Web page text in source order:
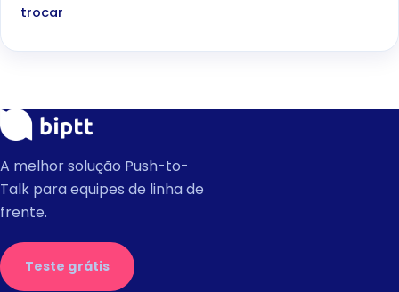
trocar
A melhor solução Push-to-
Talk para equipes de linha de
frente.
Teste grátis